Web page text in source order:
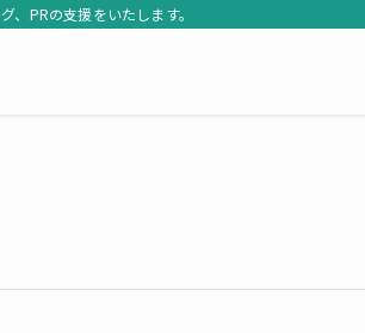
、PRの支援をいたします。